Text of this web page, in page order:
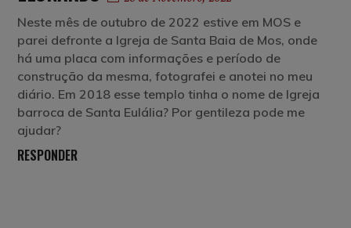
Neste mês de outubro de 2022 estive em MOS e
parei defronte a Igreja de Santa Baia de Mos, onde
há uma placa com informações e período de
construção da mesma, fotografei e anotei no meu
diário. Em 2018 esse templo tinha o nome de Igreja
barroca de Santa Eulália? Por gentileza pode me
ajudar?
RESPONDER